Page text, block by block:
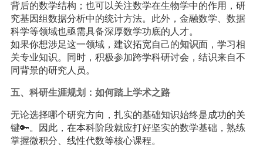
背后的数学结构；也可以关注数学在生物学中的作用，研
究基因组数据分析中的统计方法。此外，金融数学、数据
科学等领域也亟需具备深厚数学功底的人才。
如果你想涉足这一领域，建议拓宽自己的知识面，学习相
关专业知识。同时，积极参加跨学科研讨会，结识来自不
同背景的研究人员。
五、科研生涯规划：如何踏上学术之路
无论选择哪个研究方向，扎实的基础知识始终是成功的关
键🔑。因此，在本科阶段就应打好坚实的数学基础，熟练
掌握微积分、线性代数等核心课程。